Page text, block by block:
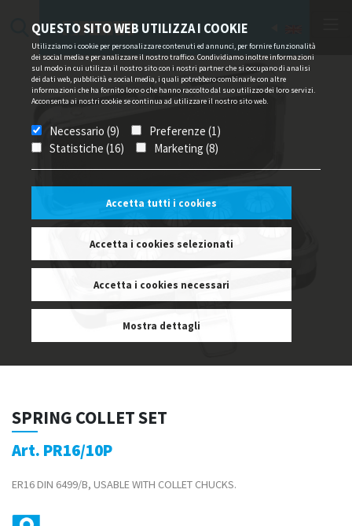
QUESTO SITO WEB UTILIZZA I COOKIE
Utilizziamo i cookie per personalizzare contenuti ed annunci, per fornire funzionalità
dei social media e per analizzare il nostro traffico. Condividiamo inoltre informazioni
sul modo in cui utilizza il nostro sito con i nostri partner che si occupano di analisi
dei dati web, pubblicità e social media, i quali potrebbero combinarle con altre
informazioni che ha fornito loro o che hanno raccolto dal suo utilizzo dei loro servizi.
Acconsenta ai nostri cookie se continua ad utilizzare il nostro sito web.
Necessario (9)
Preferenze (1)
Statistiche (16)
Marketing (8)
Accetta tutti i cookies
Accetta i cookies selezionati
Accetta i cookies necessari
Mostra dettagli
SPRING COLLET SET
Art. PR16/10P
ER16 DIN 6499/B, USABLE WITH COLLET CHUCKS.